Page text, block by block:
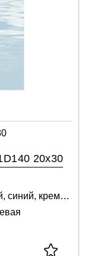
20x30
персиковый, ниагара, светлый, синий, кремовый